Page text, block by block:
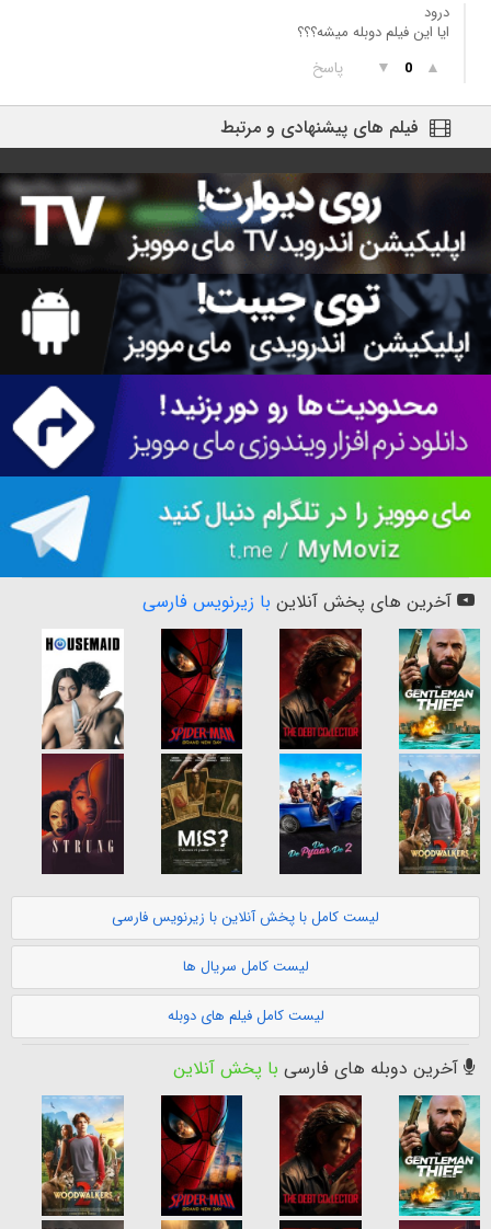
درود
ایا این فیلم دوبله میشه؟؟؟
▲
0
▼ پاسخ
فیلم های پیشنهادی و مرتبط
آخرین های پخش آنلاین با زیرنویس فارسی
لیست کامل با پخش آنلاین با زیرنویس فارسی
لیست کامل سریال ها
لیست کامل فیلم های دوبله
آخرین دوبله های فارسی با پخش آنلاین